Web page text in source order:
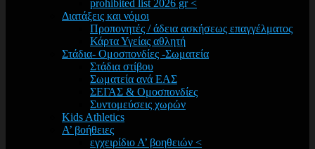
prohibited list 2026 gr <
Διατάξεις και νόμοι
Προπονητές / άδεια ασκήσεως επαγγέλματος
Κάρτα Υγείας αθλητή
Στάδια- Ομοσπονδίες -Σωματεία
Στάδια στίβου
Σωματεία ανά ΕΑΣ
ΣΕΓΑΣ & Ομοσπονδίες
Συντομεύσεις χωρών
Kids Athletics
Α’ βοήθειες
εγχειρίδιο Α’ βοηθειών <